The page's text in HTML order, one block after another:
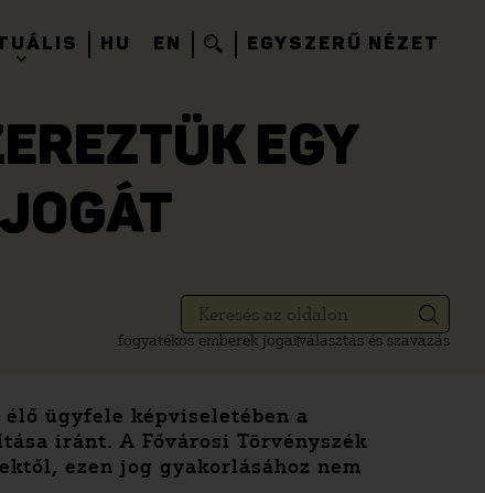
HU EN EGYSZERŰ NÉZET
EGY
fogyatékos emberek jogaiválasztás és szavazás
ügyfele képviseletében a
iránt. A Fővárosi Törvényszék
ezen jog gyakorlásához nem